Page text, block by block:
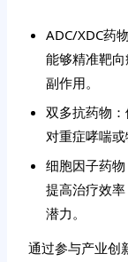
ADC/XDC药
能够精准靶
副作用。
双多抗药物
对重症哮喘或
细胞因子药
提高治疗效
潜力。
通过参与产业创